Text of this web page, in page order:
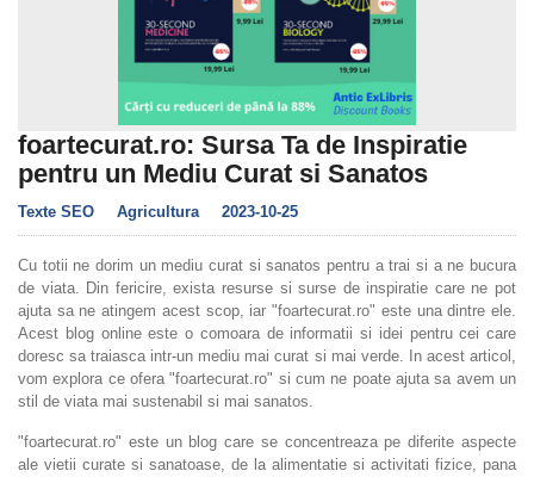
foartecurat.ro: Sursa Ta de Inspiratie
pentru un Mediu Curat si Sanatos
Texte SEO Agricultura 2023-10-25
Cu totii ne dorim un mediu curat si sanatos pentru a trai si a ne bucura
de viata. Din fericire, exista resurse si surse de inspiratie care ne pot
ajuta sa ne atingem acest scop, iar "foartecurat.ro" este una dintre ele.
Acest blog online este o comoara de informatii si idei pentru cei care
doresc sa traiasca intr-un mediu mai curat si mai verde. In acest articol,
vom explora ce ofera "foartecurat.ro" si cum ne poate ajuta sa avem un
stil de viata mai sustenabil si mai sanatos.
"foartecurat.ro" este un blog care se concentreaza pe diferite aspecte
ale vietii curate si sanatoase, de la alimentatie si activitati fizice, pana